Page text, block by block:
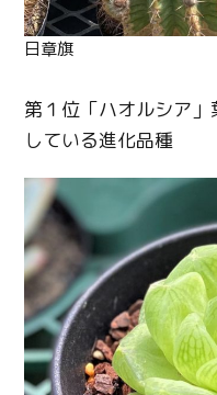
日章旗
第１位「ハオルシア
している進化品種